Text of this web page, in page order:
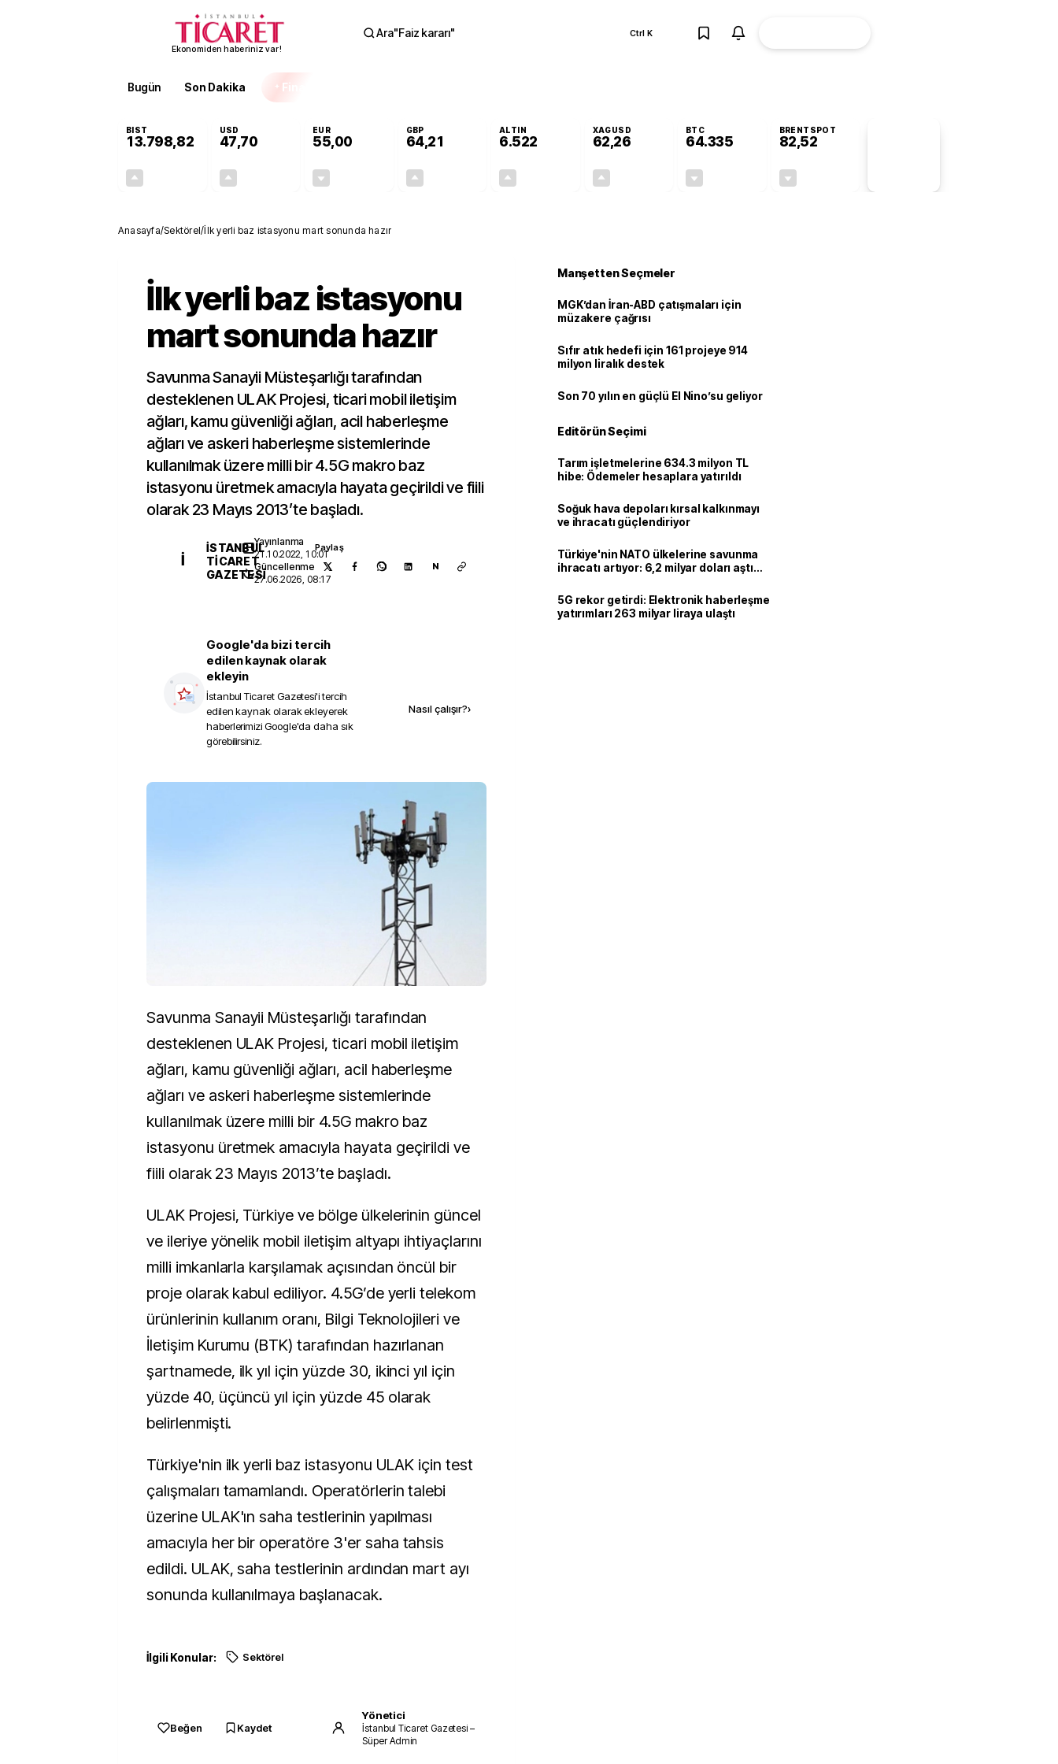
Ekonomiden haberiniz var!
Ara"Faiz kararı" Ctrl K
Bugün Son Dakika Finans
BIST
13.798,82
USD
47,70
EUR
55,00
GBP
64,21
ALTIN
6.522
XAGUSD
62,26
BTC
64.335
BRENTSPOT
82,52
Anasayfa/Sektörel/İlk yerli baz istasyonu mart sonunda hazır
İlk yerli baz istasyonu
mart sonunda hazır
Savunma Sanayii Müsteşarlığı tarafından
desteklenen ULAK Projesi, ticari mobil iletişim
ağları, kamu güvenliği ağları, acil haberleşme
ağları ve askeri haberleşme sistemlerinde
kullanılmak üzere milli bir 4.5G makro baz
istasyonu üretmek amacıyla hayata geçirildi ve fiili
olarak 23 Mayıs 2013’te başladı.
İ
İSTANBUL
TICARET
GAZETESI
Yayınlanma
21.10.2022, 10:01
Güncellenme
27.06.2026, 08:17
Paylaş
N
Google'da bizi tercih
edilen kaynak olarak
ekleyin
İstanbul Ticaret Gazetesi'i tercih
edilen kaynak olarak ekleyerek
haberlerimizi Google'da daha sık
görebilirsiniz.
Nasıl çalışır?›
Savunma Sanayii Müsteşarlığı tarafından
desteklenen ULAK Projesi, ticari mobil iletişim
ağları, kamu güvenliği ağları, acil haberleşme
ağları ve askeri haberleşme sistemlerinde
kullanılmak üzere milli bir 4.5G makro baz
istasyonu üretmek amacıyla hayata geçirildi ve
fiili olarak 23 Mayıs 2013’te başladı.
ULAK Projesi, Türkiye ve bölge ülkelerinin güncel
ve ileriye yönelik mobil iletişim altyapı ihtiyaçlarını
milli imkanlarla karşılamak açısından öncül bir
proje olarak kabul ediliyor. 4.5G’de yerli telekom
ürünlerinin kullanım oranı, Bilgi Teknolojileri ve
İletişim Kurumu (BTK) tarafından hazırlanan
şartnamede, ilk yıl için yüzde 30, ikinci yıl için
yüzde 40, üçüncü yıl için yüzde 45 olarak
belirlenmişti.
Türkiye'nin ilk yerli baz istasyonu ULAK için test
çalışmaları tamamlandı. Operatörlerin talebi
üzerine ULAK'ın saha testlerinin yapılması
amacıyla her bir operatöre 3'er saha tahsis
edildi. ULAK, saha testlerinin ardından mart ayı
sonunda kullanılmaya başlanacak.
İlgili Konular: Sektörel
Beğen Kaydet
Yönetici
İstanbul Ticaret Gazetesi –
Süper Admin
Manşetten Seçmeler
MGK’dan İran-ABD çatışmaları için
müzakere çağrısı
Sıfır atık hedefi için 161 projeye 914
milyon liralık destek
Son 70 yılın en güçlü El Nino’su geliyor
Editörün Seçimi
Tarım işletmelerine 634.3 milyon TL
hibe: Ödemeler hesaplara yatırıldı
Soğuk hava depoları kırsal kalkınmayı
ve ihracatı güçlendiriyor
Türkiye'nin NATO ülkelerine savunma
ihracatı artıyor: 6,2 milyar doları aştı
5G rekor getirdi: Elektronik haberleşme
yatırımları 263 milyar liraya ulaştı